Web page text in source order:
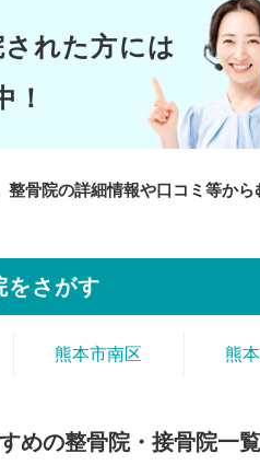
れた方には
！
整骨院の詳細情報や口コミ等か
をさがす
熊本市南区 熊
めの整骨院・接骨院一覧